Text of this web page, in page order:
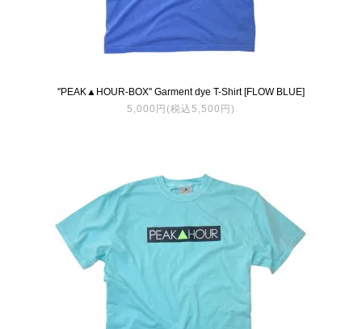
''PEAK▲HOUR-BOX'' Garment dye T-Shirt [FLOW BLUE]
5,000円(税込5,500円)